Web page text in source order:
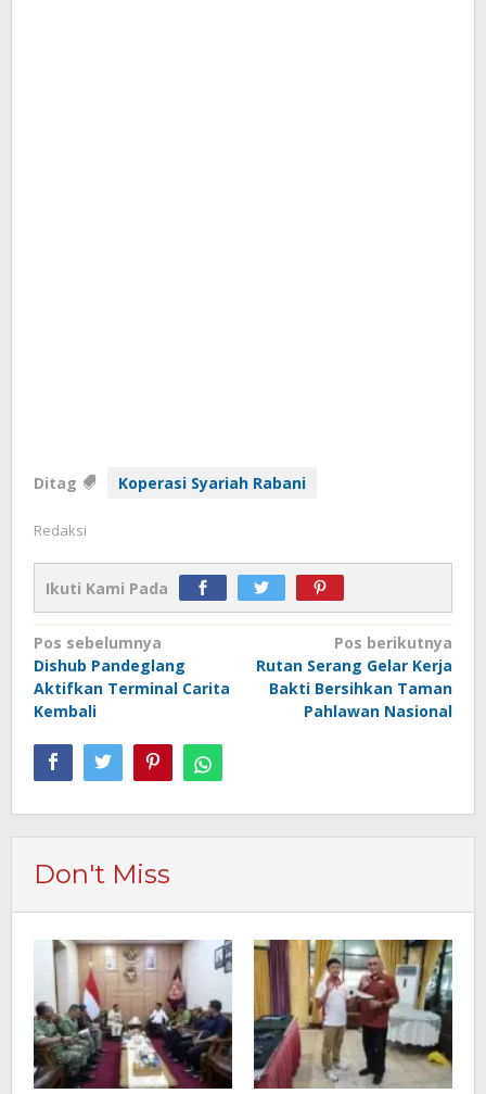
Ditag Koperasi Syariah Rabani
Redaksi
Ikuti Kami Pada
Navigasi
pos
Pos sebelumnya
Dishub Pandeglang
Aktifkan Terminal Carita
Kembali
Pos berikutnya
Rutan Serang Gelar Kerja
Bakti Bersihkan Taman
Pahlawan Nasional
Don't Miss